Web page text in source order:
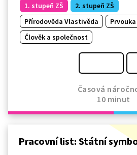
1. stupeň ZŠ
2. stupeň ZŠ
Přírodověda Vlastivěda
Prvouka
Člověk a společnost
Časová
10 minut
Pracovní list: Státní